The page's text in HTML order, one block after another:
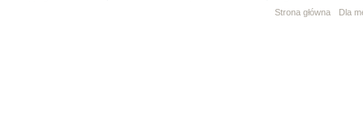
Strona główna
Dla